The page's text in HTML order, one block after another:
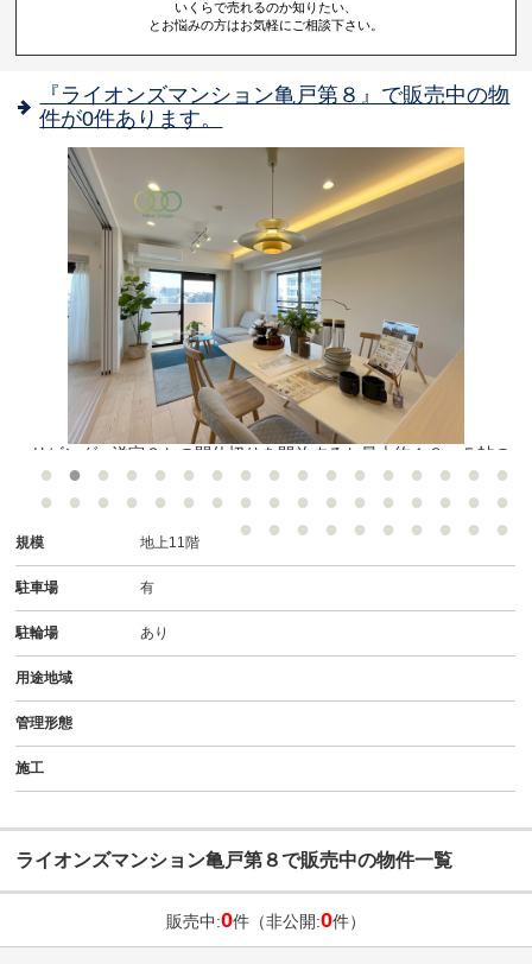
いくらで売れるのか知りたい、
とお悩みの方はお気軽にご相談下さい。
『ライオンズマンション亀戸第８』で販売中の物
件が0件あります。
●リビング● 洋室３との間仕切りを開放すると最大約１８．５帖の
リビングになります
規模 地上11階
駐車場 有
駐輪場 あり
用途地域
管理形態
施工
ライオンズマンション亀戸第８で販売中の物件一覧
販売中:0件（非公開:0件）